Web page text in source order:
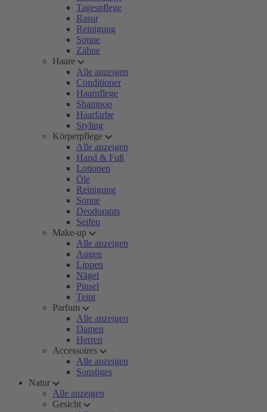
Tagespflege
Rasur
Reinigung
Sonne
Zähne
Haare
Alle anzeigen
Conditioner
Haarpflege
Shampoo
Haarfarbe
Styling
Körperpflege
Alle anzeigen
Hand & Fuß
Lotionen
Öle
Reinigung
Sonne
Deodorants
Seifen
Make-up
Alle anzeigen
Augen
Lippen
Nägel
Pinsel
Teint
Parfum
Alle anzeigen
Damen
Herren
Accessoires
Alle anzeigen
Sonstiges
Natur
Alle anzeigen
Gesicht